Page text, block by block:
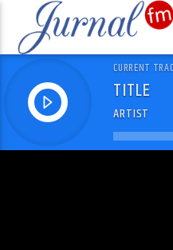
CURRENT
TITLE
ARTIST